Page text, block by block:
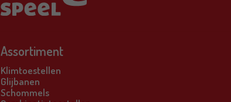
Assortiment
Klimtoestellen
Glijbanen
Schommels